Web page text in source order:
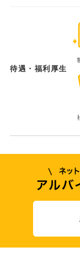
待遇・福利厚生